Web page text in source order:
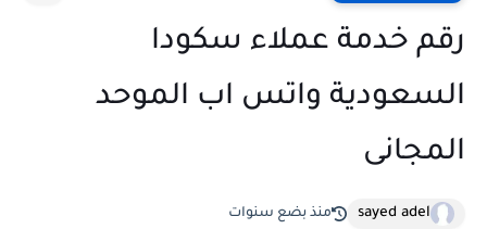
رقم خدمة عملاء سكودا
السعودية واتس اب الموحد
المجانى
sayed adel منذ بضع سنوات